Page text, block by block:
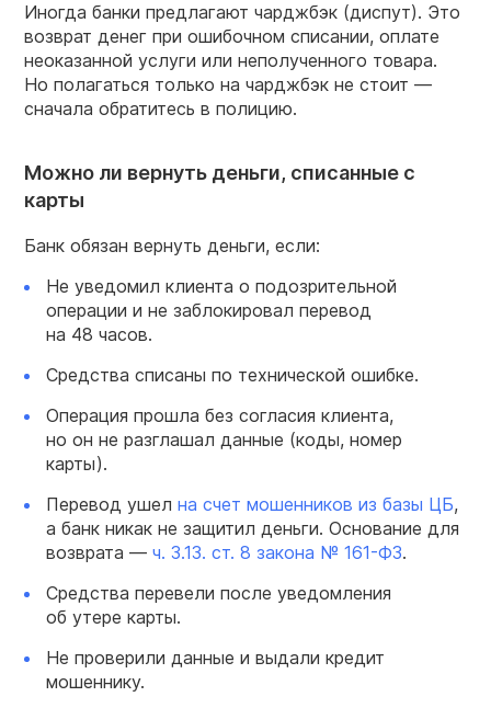
Иногда банки предлагают чарджбэк (диспут). Это
возврат денег при ошибочном списании, оплате
неоказанной услуги или неполученного товара.
Но полагаться только на чарджбэк не стоит —
сначала обратитесь в полицию.
Можно ли вернуть деньги, списанные с
карты
Банк обязан вернуть деньги, если:
Не уведомил клиента о подозрительной
операции и не заблокировал перевод
на 48 часов.
Средства списаны по технической ошибке.
Операция прошла без согласия клиента,
но он не разглашал данные (коды, номер
карты).
Перевод ушел на счет мошенников из базы ЦБ,
а банк никак не защитил деньги. Основание для
возврата — ч. 3.13. ст. 8 закона № 161-ФЗ.
Средства перевели после уведомления
об утере карты.
Не проверили данные и выдали кредит
мошеннику.